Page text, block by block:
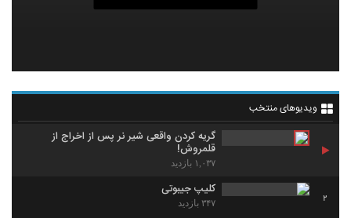
ویدیوهای منتخب
گریه کردن واقعی شیر نر پس از اخراج از
قلمروش!
۱,۰۳۷ بازدید
2
کلیپ جیبوتی
۳۴۷ بازدید